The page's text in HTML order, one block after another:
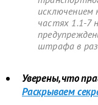
исключением
частях 1.1-7
штрафа в
Уверены, что
Раскрываем